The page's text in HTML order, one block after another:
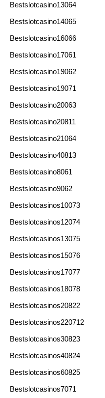
Bestslotcasino13064
Bestslotcasino14065
Bestslotcasino16066
Bestslotcasino17061
Bestslotcasino19062
Bestslotcasino19071
Bestslotcasino20063
Bestslotcasino20811
Bestslotcasino21064
Bestslotcasino40813
Bestslotcasino8061
Bestslotcasino9062
Bestslotcasinos10073
Bestslotcasinos12074
Bestslotcasinos13075
Bestslotcasinos15076
Bestslotcasinos17077
Bestslotcasinos18078
Bestslotcasinos20822
Bestslotcasinos220712
Bestslotcasinos30823
Bestslotcasinos40824
Bestslotcasinos60825
Bestslotcasinos7071